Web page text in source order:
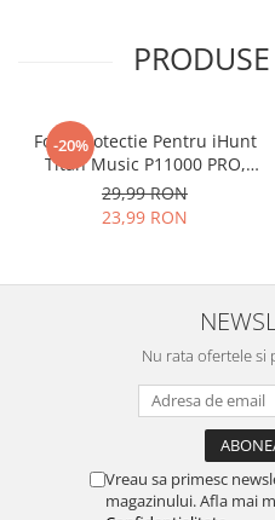
sticla pe care
esteNano
Acestag
SPARGE in
Nu numai ca
zgarieturi si
Folia avand
-20%
Folie Protectie Pentru iHunt
Titan Music P11000 PRO,
VDOO
29,99 RON
23,99 RON
Nu rata ofertele
Vreau sa primesc
magazinului. Afla mai